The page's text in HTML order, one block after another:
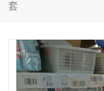
套
上海仓储配送
上海仓库代运营